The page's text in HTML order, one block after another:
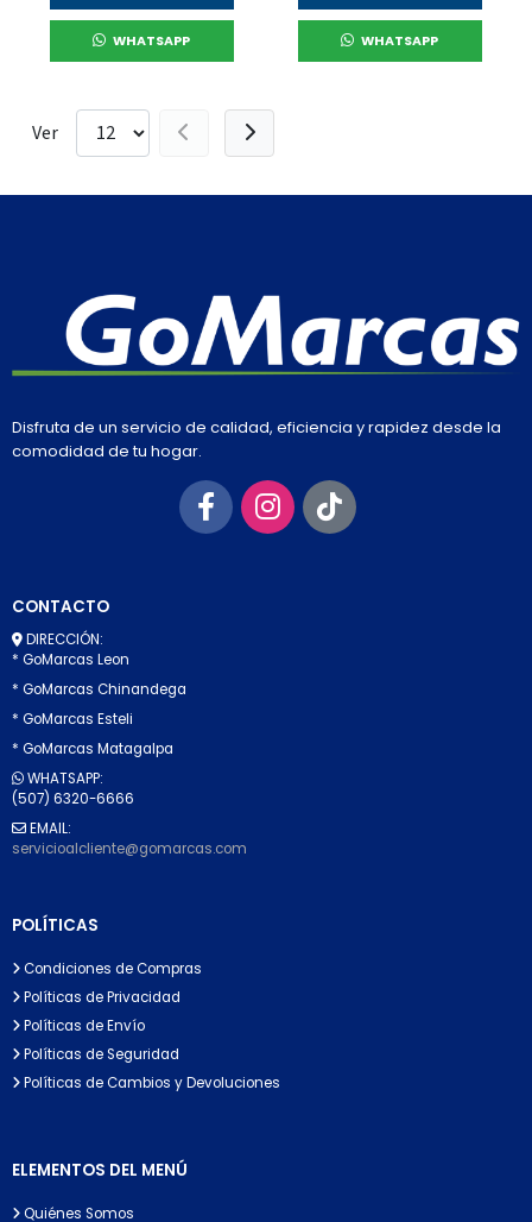
WHATSAPP WHATSAPP
Ver
Disfruta de un servicio de calidad, eficiencia y rapidez desde la
comodidad de tu hogar.
CONTACTO
DIRECCIÓN:
* GoMarcas Leon
* GoMarcas Chinandega
* GoMarcas Esteli
* GoMarcas Matagalpa
WHATSAPP:
(507) 6320-6666
EMAIL:
servicioalcliente@gomarcas.com
POLÍTICAS
Condiciones de Compras
Políticas de Privacidad
Políticas de Envío
Políticas de Seguridad
Políticas de Cambios y Devoluciones
ELEMENTOS DEL MENÚ
Quiénes Somos